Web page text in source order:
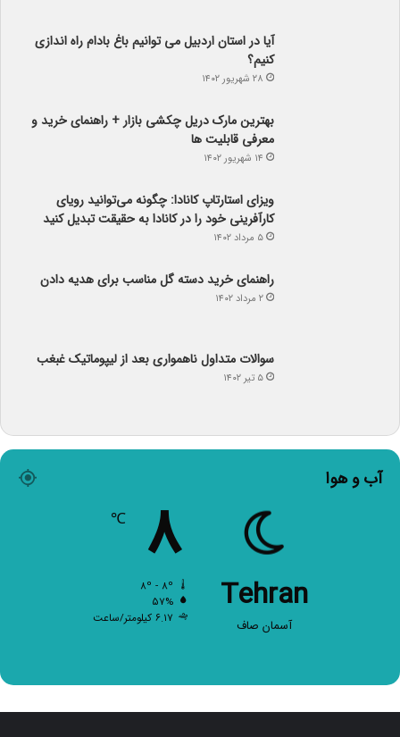
بهترین مارک دریل چکشی بازار + راهنمای خرید و
معرفی قابلیت ها
۱۴ شهریور ۱۴۰۲
ویزای استارتاپ کانادا: چگونه می‌توانید رویای
کارآفرینی خود را در کانادا به حقیقت تبدیل کنید
۵ مرداد ۱۴۰۲
۵ تیر ۱۴۰۲
آب و هوا
Tehran
آسمان صاف
۸
۸º - ۸º
۶.۱۷ کیلومتر/ساعت